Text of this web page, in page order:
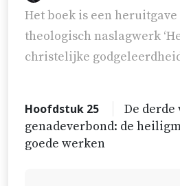
Het boek is een
theologisch naslagwerk
christelijke
Hoofdstuk 25
De derde
genadeverbond: de
goede werken